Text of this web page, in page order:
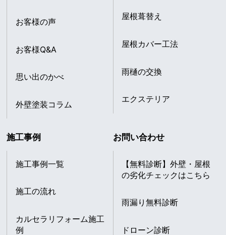
お客様の声
お客様Q&A
思い出のかべ
外壁塗装コラム
屋根葺替え
屋根カバー工法
雨樋の交換
エクステリア
施工事例
施工事例一覧
施工の流れ
カルセラリフォーム施工
例
お問い合わせ
【無料診断】外壁・屋根
の劣化チェックはこちら
雨漏り無料診断
ドローン診断